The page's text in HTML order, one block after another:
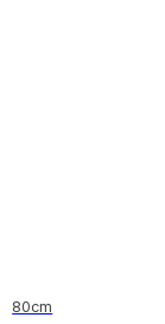
80cm